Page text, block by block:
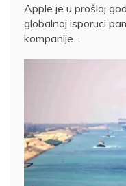
Apple je u prošloj
globalnoj isporuci
kompanije…